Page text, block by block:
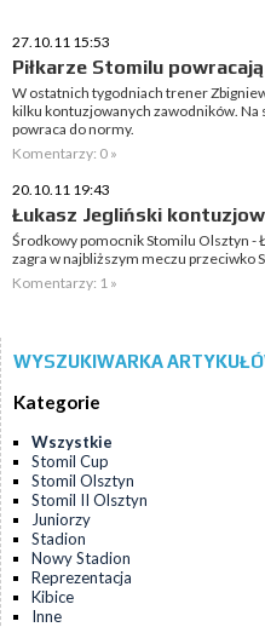
27.10.11 15:53
Piłkarze Stomilu
W ostatnich tygodniach trener
kilku kontuzjowanych zawodników. Na
powraca do normy.
Komentarzy: 0 »
20.10.11 19:43
Łukasz Jegliński
Środkowy pomocnik Stomilu Olsztyn -
zagra w najbliższym meczu przeciwko
Komentarzy: 1 »
WYSZUKIWARKA
Kategorie
Wszystkie
Stomil Cup
Stomil Olsztyn
Stomil II Olsztyn
Juniorzy
Stadion
Nowy Stadion
Reprezentacja
Kibice
Inne